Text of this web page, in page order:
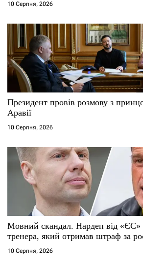
10 Серпня, 2026
Президент провів розмову з
Аравії
10 Серпня, 2026
Мовний скандал. Нардеп від «ЄС»
тренера, який отримав штраф за
10 Серпня, 2026